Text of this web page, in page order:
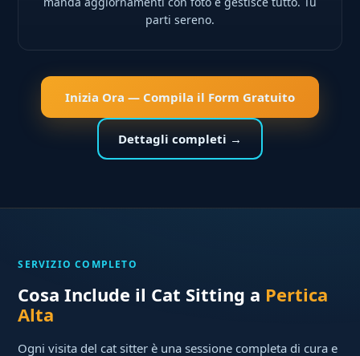
parti sereno.
Inizia Ora — Compila il Form Gratuito
Dettagli completi →
SERVIZIO COMPLETO
Cosa Include il Cat Sitting a Pertica
Alta
Ogni visita del cat sitter è una sessione completa di cura e